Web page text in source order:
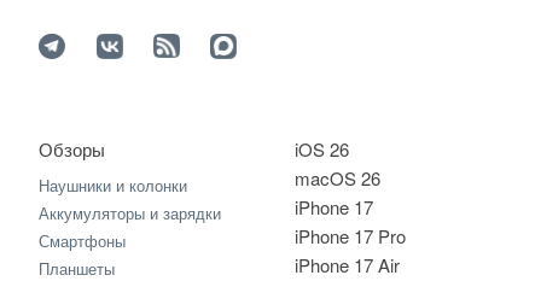
iOS 26
macOS 26
iPhone 17
iPhone 17 Pro
iPhone 17 Air
Обзоры
Наушники и колонки
Аккумуляторы и зарядки
Смартфоны
Планшеты